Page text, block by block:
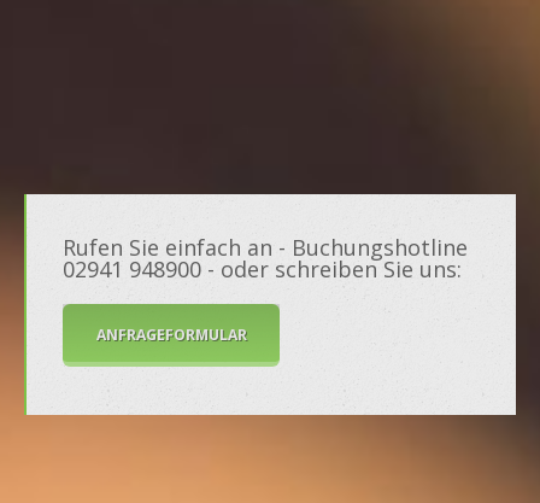
Rufen Sie einfach an - Buchungshotline
02941 948900 - oder schreiben Sie uns:
ANFRAGEFORMULAR